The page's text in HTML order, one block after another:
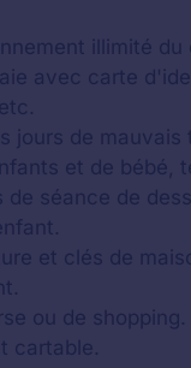
illimité du
avec carte
jours de mauvais
et de bébé,
de séance de
et clés de
ou de shopping.
cartable.